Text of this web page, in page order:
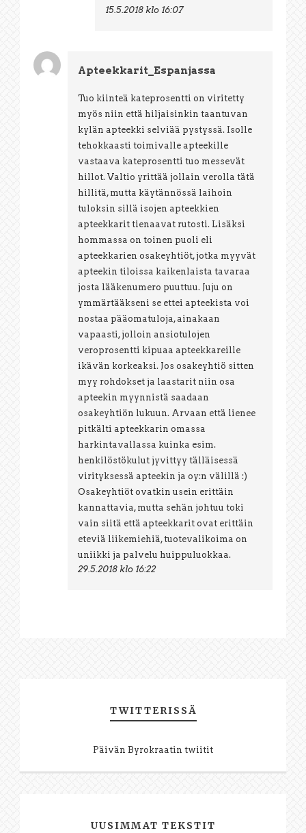
15.5.2018 klo 16:07
Apteekkarit_Espanjassa
Tuo kiinteä kateprosentti on viritetty
myös niin että hiljaisinkin taantuvan
kylän apteekki selviää pystyssä. Isolle
tehokkaasti toimivalle apteekille
vastaava kateprosentti tuo messevät
hillot. Valtio yrittää jollain verolla tätä
hillitä, mutta käytännössä laihoin
tuloksin sillä isojen apteekkien
apteekkarit tienaavat rutosti. Lisäksi
hommassa on toinen puoli eli
apteekkarien osakeyhtiöt, jotka myyvät
apteekin tiloissa kaikenlaista tavaraa
josta lääkenumero puuttuu. Juju on
ymmärtääkseni se ettei apteekista voi
nostaa pääomatuloja, ainakaan
vapaasti, jolloin ansiotulojen
veroprosentti kipuaa apteekkareille
ikävän korkeaksi. Jos osakeyhtiö sitten
myy rohdokset ja laastarit niin osa
apteekin myynnistä saadaan
osakeyhtiön lukuun. Arvaan että lienee
pitkälti apteekkarin omassa
harkintavallassa kuinka esim.
henkilöstökulut jyvittyy tälläisessä
virityksessä apteekin ja oy:n välillä :)
Osakeyhtiöt ovatkin usein erittäin
kannattavia, mutta sehän johtuu toki
vain siitä että apteekkarit ovat erittäin
eteviä liikemiehiä, tuotevalikoima on
uniikki ja palvelu huippuluokkaa.
29.5.2018 klo 16:22
TWITTERISSÄ
Päivän Byrokraatin twiitit
UUSIMMAT TEKSTIT